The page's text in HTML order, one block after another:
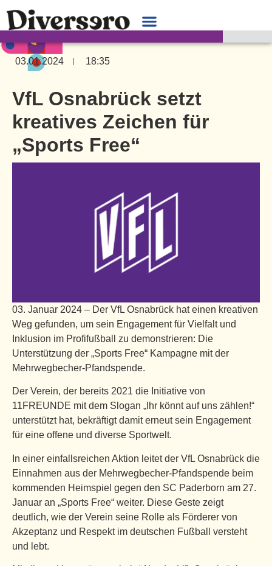
03.01.2024 18:35
VfL Osnabrück setzt
kreatives Zeichen für
„Sports Free“
03. Januar 2024 – Der VfL Osnabrück hat einen kreativen
Weg gefunden, um sein Engagement für Vielfalt und
Inklusion im Profifußball zu demonstrieren: Die
Unterstützung der „Sports Free“ Kampagne mit der
Mehrwegbecher-Pfandspende.
Der Verein, der bereits 2021 die Initiative von
11FREUNDE mit dem Slogan „Ihr könnt auf uns zählen!“
unterstützt hat, bekräftigt damit erneut sein Engagement
für eine offene und diverse Sportwelt.
In einer einfallsreichen Aktion leitet der VfL Osnabrück die
Einnahmen aus der Mehrwegbecher-Pfandspende beim
kommenden Heimspiel gegen den SC Paderborn am 27.
Januar an „Sports Free“ weiter. Diese Geste zeigt
deutlich, wie der Verein seine Rolle als Förderer von
Akzeptanz und Respekt im deutschen Fußball versteht
und lebt.